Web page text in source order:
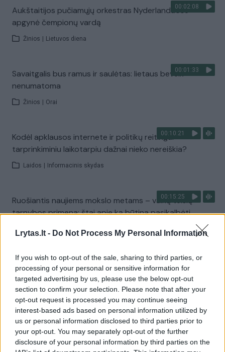
Lrytas.lt - Do Not Process My Personal Information
If you wish to opt-out of the sale, sharing to third parties, or
processing of your personal or sensitive information for
targeted advertising by us, please use the below opt-out
section to confirm your selection. Please note that after your
opt-out request is processed you may continue seeing
interest-based ads based on personal information utilized by
us or personal information disclosed to third parties prior to
your opt-out. You may separately opt-out of the further
disclosure of your personal information by third parties on the
00:02:08
Aukštaitijos pučiamųjų orkestras Nyderlanduose
apgynė čempionų vardą
Žinios Lietuvos diena
00:01:33
Savaitgalis bus ramus ir saulėtas: lietaus beveik
nenumatoma
Žinios Orai
00:10:21
Kodėl apklausos internete ir politikų reitingai
tarprinkiminiu laikotarpiu dažnai nieko nereiškia?
Laidos Informacinis skydas
00:15:25
Ruošiantis naujiems mokslo metams – vaikų teisių
tarnybos primena: štai apie ką būtina pasikalbėti
Laidos | Nauja diena
Visi įrašai
Žiūrimiausi įrašai
00:00:30
Vaizdai iš tragiškos avarijos Vilniaus r.: dviejų moterų ir